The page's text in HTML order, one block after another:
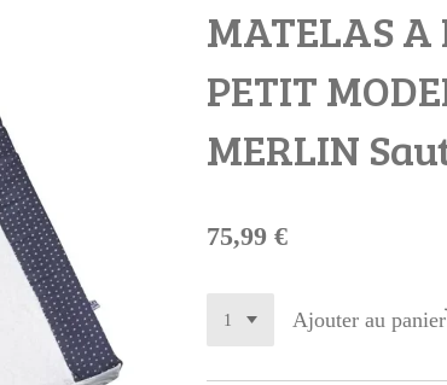
MATELAS A
PETIT
MERLIN
75,99 €
Ajouter au panier